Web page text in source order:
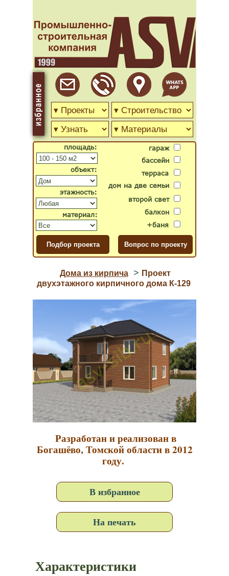
гараж
бассейн
второй свет
дом на две семьи
терраса
балкон
+баня
объект:
материал:
площадь:
этажность:
Дома из кирпича > Проект
двухэтажного кирпичного дома К-129
Разработан и реализован в
Богашёво, Томской области в 2012
году.
В избранное
На печать
Характеристики